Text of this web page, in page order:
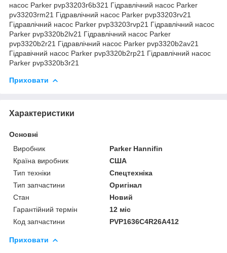
насос Parker pvp33203r6b321 Гідравлічний насос Parker
pv33203rm21 Гідравлічний насос Parker pvp33203rv21
Гідравлічний насос Parker pvp33203rvp21 Гідравлічний насос
Parker pvp3320b2lv21 Гідравлічний насос Parker
pvp3320b2r21 Гідравлічний насос Parker pvp3320b2av21
Гідравічний насос Parker pvp3320b2rp21 Гідравлічний насос
Parker pvp3320b3r21
Приховати
Характеристики
Основні
Виробник
Parker Hannifin
Країна виробник
США
Тип техніки
Спецтехніка
Тип запчастини
Оригінал
Стан
Новий
Гарантійний термін
12 міс
Код запчастини
PVP1636C4R26A412
Приховати